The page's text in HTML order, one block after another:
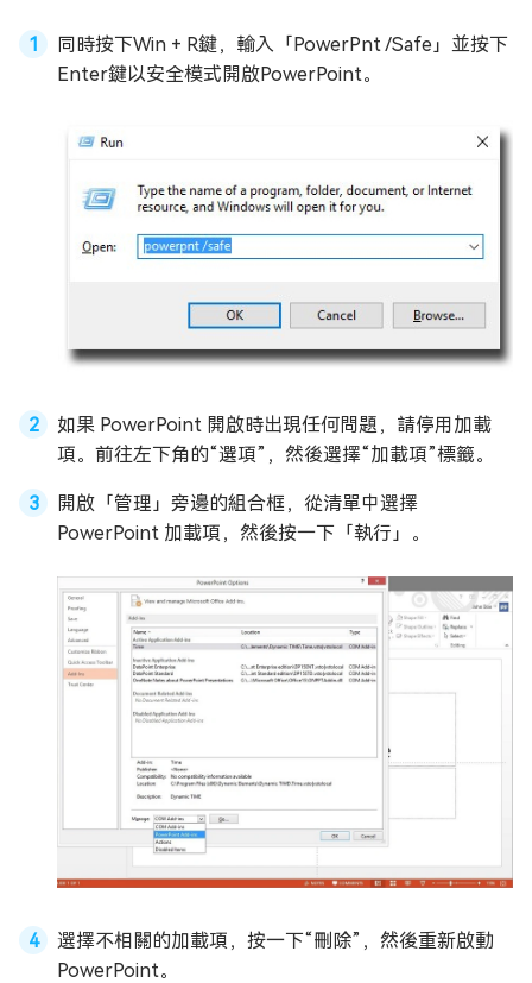
同時按下Win + R鍵，輸入「PowerPnt /Safe」並按下
Enter鍵以安全模式開啟PowerPoint。
如果 PowerPoint 開啟時出現任何問題，請停用加載
項。前往左下角的“選項”，然後選擇“加載項”標籤。
開啟「管理」旁邊的組合框，從清單中選擇
PowerPoint 加載項，然後按一下「執行」。
選擇不相關的加載項，按一下“刪除”，然後重新啟動
PowerPoint。